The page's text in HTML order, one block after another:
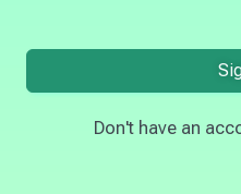
Don't have an